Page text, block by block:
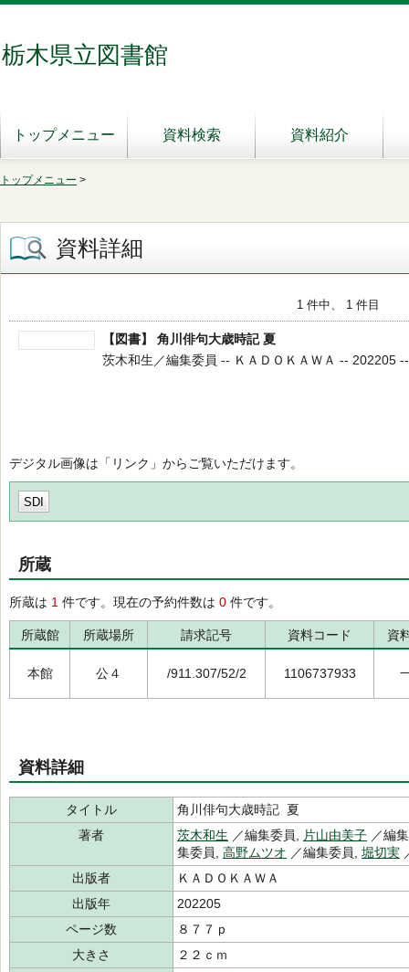
栃木県立図書館
トップメニュー 資料検索 資料紹介
トップメニュー >
資料詳細
1 件中、 1 件目
【図書】 角川俳句大歳時記 夏
茨木和生／編集委員 -- ＫＡＤＯＫＡＷＡ -- 202205 --
デジタル画像は「リンク」からご覧いただけます。
SDI
所蔵
所蔵は 1 件です。現在の予約件数は 0 件です。
所蔵館 所蔵場所 請求記号 資料コード 資
本館 公４ /911.307/52/2 1106737933
資料詳細
タイトル
角川俳句大歳時記 夏
著者
茨木和生 ／編集委員, 片山由美子 ／編
集委員, 高野ムツオ ／編集委員, 堀切実
出版者
ＫＡＤＯＫＡＷＡ
出版年
202205
ページ数
８７７ｐ
大きさ
２２ｃｍ